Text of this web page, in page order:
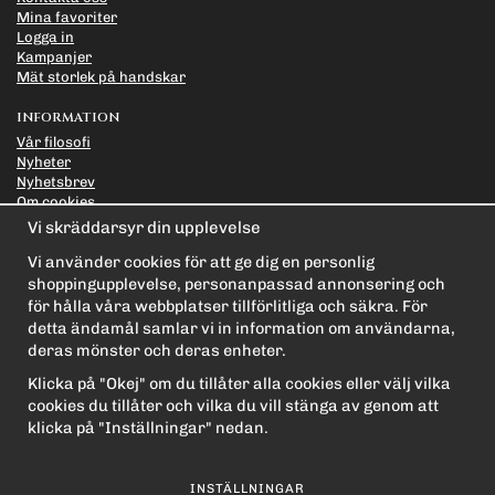
Mina favoriter
Logga in
Kampanjer
Mät storlek på handskar
INFORMATION
Vår filosofi
Nyheter
Nyhetsbrev
Om cookies
Länkar
Integritetspolicy
PRENUMERERA PÅ NYHETSBREVET FÖR VÅRA BÄSTA
ERBJUDANDEN OCH NYHETER!
E-
postadress
Vi skräddarsyr din upplevelse
Vi använder cookies för att ge dig en personlig
shoppingupplevelse, personanpassad annonsering och
för hålla våra webbplatser tillförlitliga och säkra. För
detta ändamål samlar vi in information om användarna,
deras mönster och deras enheter.
Klicka på "Okej" om du tillåter alla cookies eller välj vilka
cookies du tillåter och vilka du vill stänga av genom att
klicka på "Inställningar" nedan.
INSTÄLLNINGAR